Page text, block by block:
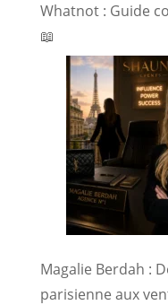
Whatnot : Guide
📖
Magalie Berdah :
parisienne aux